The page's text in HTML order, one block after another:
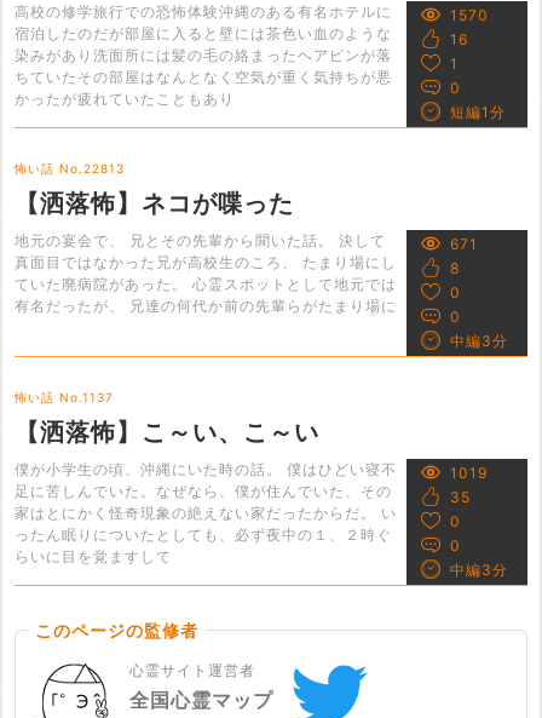
高校の修学旅行での恐怖体験沖縄のある有名ホテルに
宿泊したのだが部屋に入ると壁には茶色い血のような
染みがあり洗面所には髪の毛の絡まったヘアピンが落
ちていたその部屋はなんとなく空気が重く気持ちが悪
かったが疲れていたこともあり
1570
16
1
0
短編1分
怖い話 No.22813
【洒落怖】ネコが喋った
地元の宴会で、 兄とその先輩から聞いた話。 決して
真面目ではなかった兄が高校生のころ、 たまり場にし
ていた廃病院があった。 心霊スポットとして地元では
有名だったが、 兄達の何代か前の先輩らがたまり場に
671
8
0
0
中編3分
怖い話 No.1137
【洒落怖】こ～い、こ～い
僕が小学生の頃、沖縄にいた時の話。 僕はひどい寝不
足に苦しんでいた。なぜなら、僕が住んでいた、その
家はとにかく怪奇現象の絶えない家だったからだ。 い
ったん眠りについたとしても、必ず夜中の１、２時ぐ
らいに目を覚ますして
1019
35
0
0
中編3分
このページの監修者
心霊サイト運営者
全国心霊マップ